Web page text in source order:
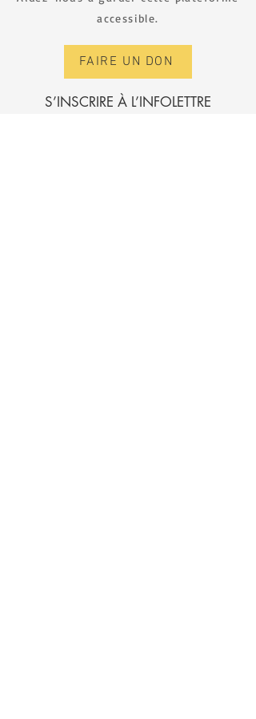
accessible.
FAIRE UN DON
S’INSCRIRE À L’INFOLETTRE